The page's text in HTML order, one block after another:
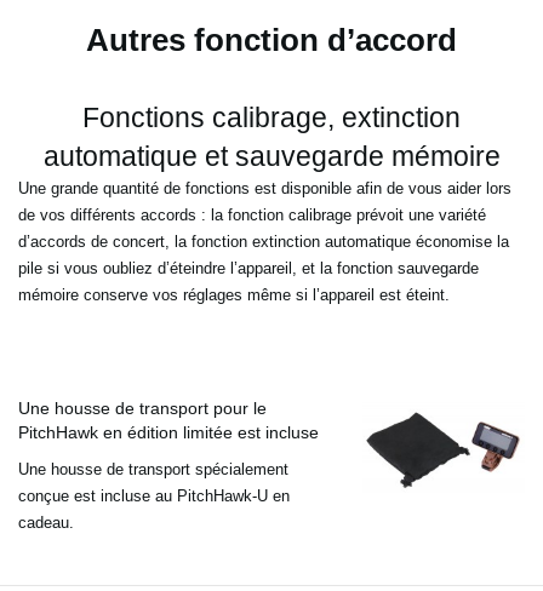
Autres fonction d’accord
Fonctions calibrage, extinction
automatique et sauvegarde mémoire
Une grande quantité de fonctions est disponible afin de vous aider lors
de vos différents accords : la fonction calibrage prévoit une variété
d’accords de concert, la fonction extinction automatique économise la
pile si vous oubliez d’éteindre l’appareil, et la fonction sauvegarde
mémoire conserve vos réglages même si l’appareil est éteint.
Une housse de transport pour le
PitchHawk en édition limitée est incluse
Une housse de transport spécialement
conçue est incluse au PitchHawk-U en
cadeau.